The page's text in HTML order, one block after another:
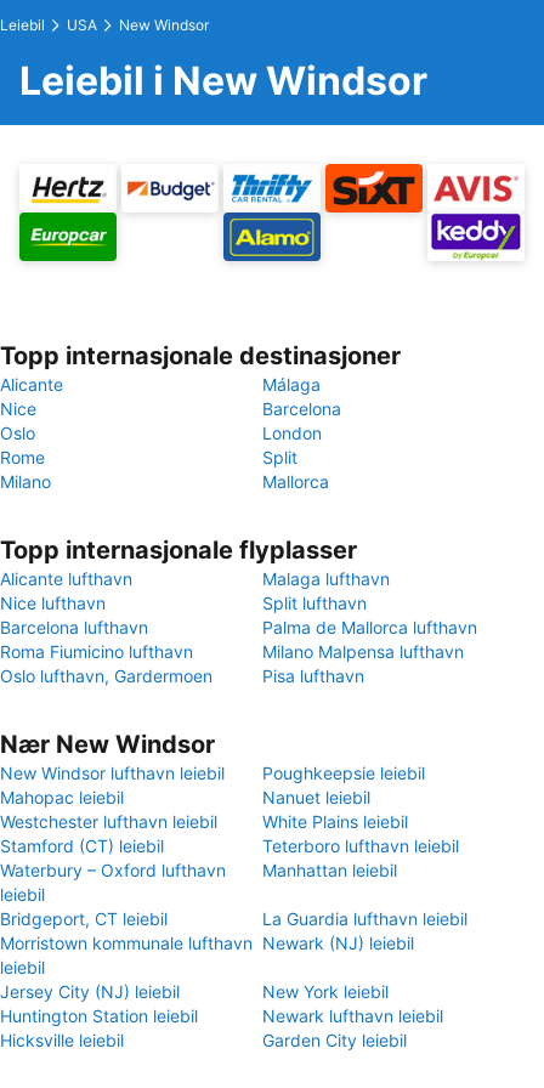
Leiebil USA New Windsor
Leiebil i New Windsor
Topp internasjonale destinasjoner
Alicante
Málaga
Nice
Barcelona
Oslo
London
Rome
Split
Milano
Mallorca
Topp internasjonale flyplasser
Alicante lufthavn
Malaga lufthavn
Nice lufthavn
Split lufthavn
Barcelona lufthavn
Palma de Mallorca lufthavn
Roma Fiumicino lufthavn
Milano Malpensa lufthavn
Oslo lufthavn, Gardermoen
Pisa lufthavn
Nær New Windsor
New Windsor lufthavn leiebil
Poughkeepsie leiebil
Mahopac leiebil
Nanuet leiebil
Westchester lufthavn leiebil
White Plains leiebil
Stamford (CT) leiebil
Teterboro lufthavn leiebil
Waterbury – Oxford lufthavn
leiebil
Manhattan leiebil
Bridgeport, CT leiebil
La Guardia lufthavn leiebil
Morristown kommunale lufthavn
leiebil
Newark (NJ) leiebil
Jersey City (NJ) leiebil
New York leiebil
Huntington Station leiebil
Newark lufthavn leiebil
Hicksville leiebil
Garden City leiebil